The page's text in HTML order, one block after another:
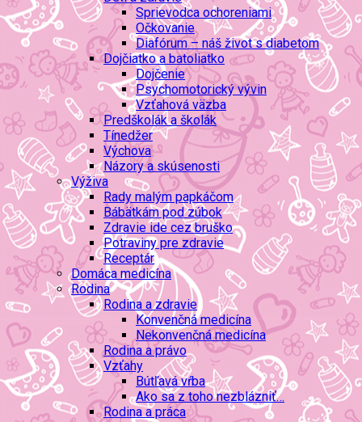
Sprievodca ochoreniami
Očkovanie
Diafórum – náš život s diabetom
Dojčiatko a batoliatko
Dojčenie
Psychomotorický vývin
Vzťahová väzba
Predškolák a školák
Tínedžer
Výchova
Názory a skúsenosti
Výživa
Rady malým papkáčom
Bábätkám pod zúbok
Zdravie ide cez bruško
Potraviny pre zdravie
Receptár
Domáca medicína
Rodina
Rodina a zdravie
Konvenčná medicína
Nekonvenčná medicína
Rodina a právo
Vzťahy
Bútľavá vŕba
Ako sa z toho nezblázniť…
Rodina a práca